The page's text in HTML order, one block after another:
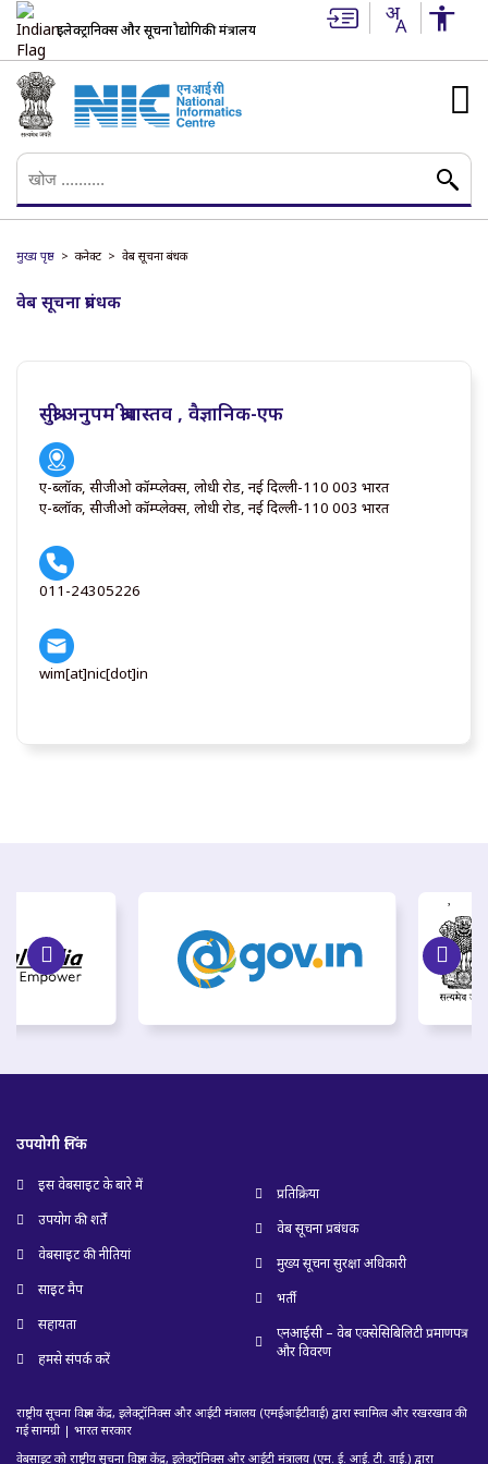
इलेक्ट्रानिक्स और सूचना प्रौद्योगिकी मंत्रालय
मुख्य पृष्ठ कनेक्ट वेब सूचना प्रबंधक
वेब सूचना प्रबंधक
सुश्री अनुपम श्रीवास्तव , वैज्ञानिक-एफ
ए-ब्लॉक, सीजीओ कॉम्प्लेक्स, लोधी रोड, नई दिल्ली-110 003 भारत
ए-ब्लॉक, सीजीओ कॉम्प्लेक्स, लोधी रोड, नई दिल्ली-110 003 भारत
011-24305226
wim[at]nic[dot]in
उपयोगी लिंक
इस वेबसाइट के बारे में
उपयोग की शर्तें
वेबसाइट की नीतियां
साइट मैप
सहायता
हमसे संपर्क करें
प्रतिक्रिया
वेब सूचना प्रबंधक
मुख्य सूचना सुरक्षा अधिकारी
भर्ती
एनआईसी – वेब एक्सेसिबिलिटी प्रमाणपत्र
और विवरण
राष्ट्रीय सूचना विज्ञान केंद्र, इलेक्ट्रॉनिक्स और आईटी मंत्रालय (एमईआईटीवाई) द्वारा स्वामित्व और रखरखाव की
गई सामग्री | भारत सरकार
वेबसाइट को राष्ट्रीय सूचना विज्ञान केंद्र, इलेक्ट्रॉनिक्स और आईटी मंत्रालय (एम. ई. आई. टी. वाई.) द्वारा